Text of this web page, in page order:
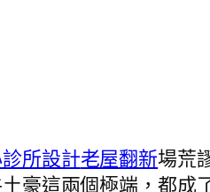
所設計老屋翻新場荒
豪這兩個極端，都